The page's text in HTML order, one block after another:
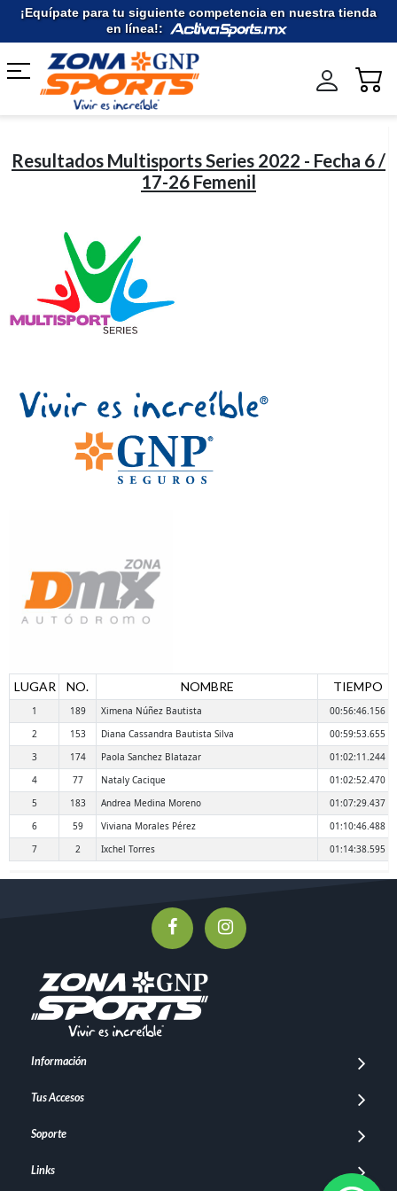
¡Equípate para tu siguiente competencia en nuestra tienda
en línea!:
Resultados Multisports Series 2022 - Fecha 6 /
17-26 Femenil
LUGAR NO. NOMBRE TIEMPO
1 189 Ximena Núñez Bautista
00:56:46.156
2
153 Diana Cassandra Bautista Silva
00:59:53.655
3
174 Paola Sanchez Blatazar
01:02:11.244
4
77 Nataly Cacique
01:02:52.470
5
183 Andrea Medina Moreno
01:07:29.437
6
59 Viviana Morales Pérez
01:10:46.488
7
2 Ixchel Torres 01:14:38.595
Información
Tus Accesos
Soporte
Links